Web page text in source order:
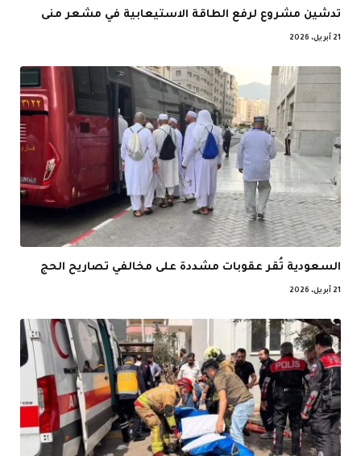
تدشين مشروع لرفع الطاقة الاستيعابية في مشعر منى
21 أبريل، 2026
السعودية تُقر عقوبات مشددة على مخالفي تصاريح الحج
21 أبريل، 2026